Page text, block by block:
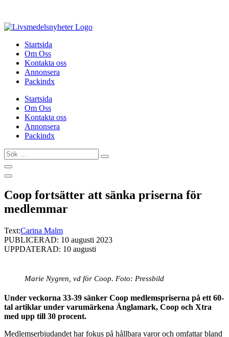
innehåll
Startsida
Om Oss
Kontakta oss
Annonsera
Packindx
Startsida
Om Oss
Kontakta oss
Annonsera
Packindx
Sök
…
Coop fortsätter att sänka priserna för
medlemmar
Text:Carina Malm
PUBLICERAD: 10 augusti 2023
UPPDATERAD: 10 augusti
Marie Nygren, vd för Coop. Foto: Pressbild
Under veckorna 33-39 sänker Coop medlemspriserna på ett 60-
tal artiklar under varumärkena Änglamark, Coop och Xtra
med upp till 30 procent.
Medlemserbjudandet har fokus på hållbara varor och omfattar bland